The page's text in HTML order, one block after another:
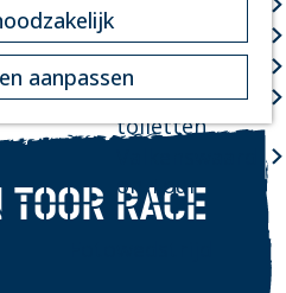
aanpassen
Bereikbaarheid
Overnachten
Openbare
toiletten
on Tour
TOOR RACE